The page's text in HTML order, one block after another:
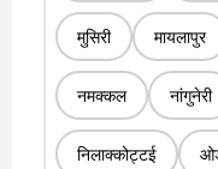
मुसिरी मायलापुर
नमक्कल नांगुनेरी
निलाक्कोट्टई